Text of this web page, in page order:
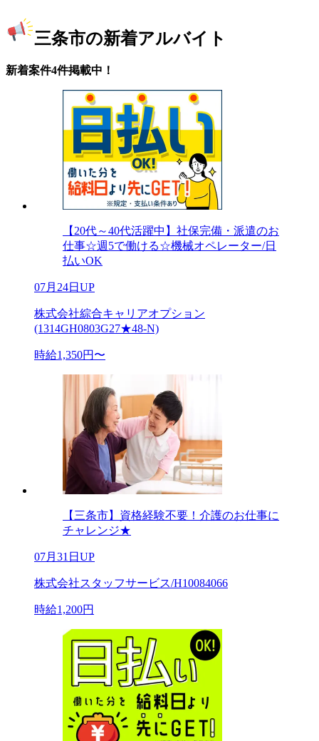
三条市の新着アルバイト
新着案件4件掲載中！
【20代～40代活躍中】社保完備・派遣のお
仕事☆週5で働ける☆機械オペレーター/日
払いOK
07月24日UP
株式会社綜合キャリアオプション
(1314GH0803G27★48-N)
時給1,350円〜
【三条市】資格経験不要！介護のお仕事に
チャレンジ★
07月31日UP
株式会社スタッフサービス/H10084066
時給1,200円